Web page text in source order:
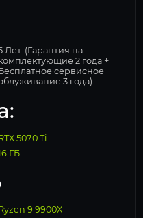
Лет. (Гарантия на
2 года +
сервисное
3 года)
5070 Ti
ГБ
9 9900X